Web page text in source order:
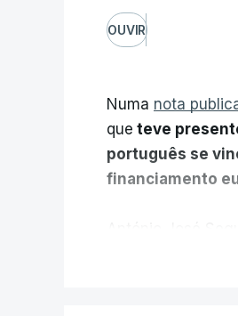
OUVIR
Numa nota
que teve
português se
financiamento